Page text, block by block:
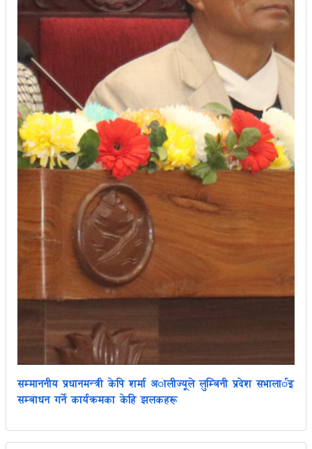
सम्माननीय प्रधानमन्त्री केपि शर्मा अोलीज्यूले लुम्बिनी प्रदेश सभालार्इ
सम्बोधन गर्ने कार्यक्रमका केहि झलकहरू